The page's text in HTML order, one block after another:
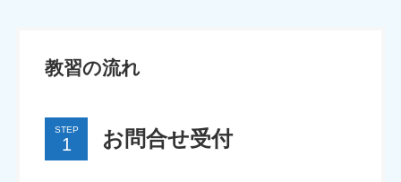
教習の流れ
STEP お問合せ受付